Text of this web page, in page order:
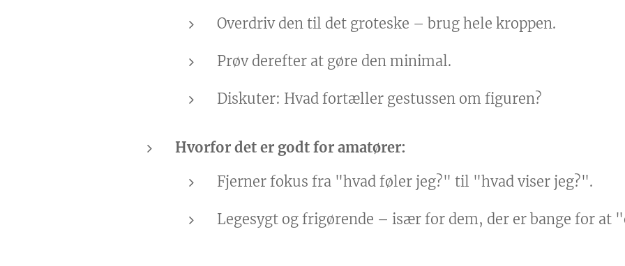
Overdriv den til det groteske – brug hele kroppen.
Prøv derefter at gøre den minimal.
Diskuter: Hvad fortæller gestussen om figuren?
Hvorfor det er godt for amatører:
Fjerner fokus fra "hvad føler jeg?" til "hvad viser jeg?".
Legesygt og frigørende – især for dem, der er bange for at